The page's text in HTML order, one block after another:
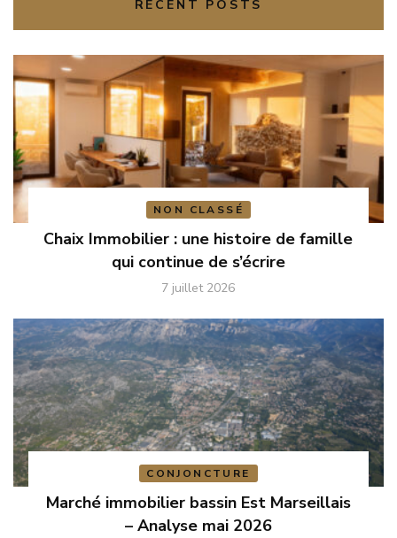
RECENT POSTS
NON CLASSÉ
Chaix Immobilier : une histoire de famille
qui continue de s’écrire
7 juillet 2026
CONJONCTURE
Marché immobilier bassin Est Marseillais
– Analyse mai 2026